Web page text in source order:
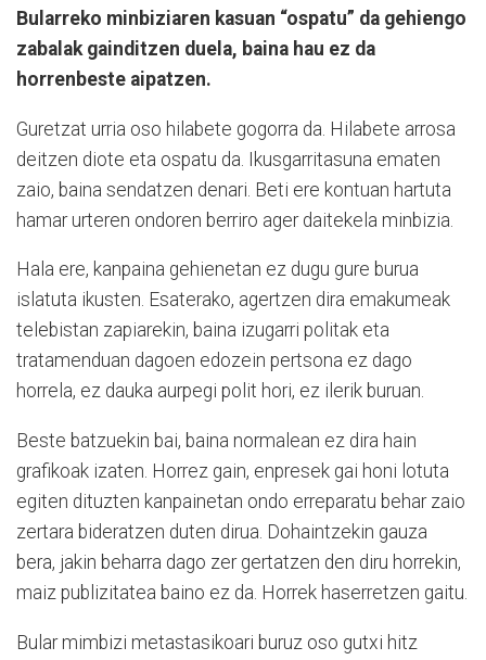
Bularreko minbiziaren kasuan “ospatu” da gehiengo
zabalak gainditzen duela, baina hau ez da
horrenbeste aipatzen.
Guretzat urria oso hilabete gogorra da. Hilabete arrosa
deitzen diote eta ospatu da. Ikusgarritasuna ematen
zaio, baina sendatzen denari. Beti ere kontuan hartuta
hamar urteren ondoren berriro ager daitekela minbizia.
Hala ere, kanpaina gehienetan ez dugu gure burua
islatuta ikusten. Esaterako, agertzen dira emakumeak
telebistan zapiarekin, baina izugarri politak eta
tratamenduan dagoen edozein pertsona ez dago
horrela, ez dauka aurpegi polit hori, ez ilerik buruan.
Beste batzuekin bai, baina normalean ez dira hain
grafikoak izaten. Horrez gain, enpresek gai honi lotuta
egiten dituzten kanpainetan ondo erreparatu behar zaio
zertara bideratzen duten dirua. Dohaintzekin gauza
bera, jakin beharra dago zer gertatzen den diru horrekin,
maiz publizitatea baino ez da. Horrek haserretzen gaitu.
Bular mimbizi metastasikoari buruz oso gutxi hitz